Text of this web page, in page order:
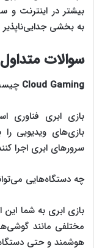
بیشتر در اینترنت و
به بخشی
سوالات متداول
Cloud Gaming
بازی ابری فناوری
بازی‌های ویدیویی
سرورهای ابری اجرا
چه دستگاه‌هایی
بازی ابری به شما
مختلفی مانند
هوشمند و حتی